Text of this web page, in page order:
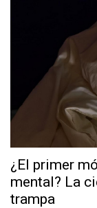
¿El primer
mental? La
trampa